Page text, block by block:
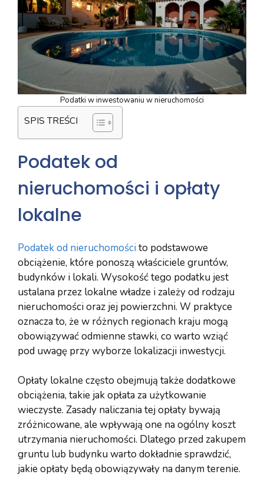
Podatki w inwestowaniu w nieruchomości
SPIS TREŚCI
Podatek od
nieruchomości i opłaty
lokalne
Podatek od nieruchomościto podstawowe
obciążenie, które ponoszą właściciele gruntów,
budynków i lokali. Wysokość tego podatku jest
ustalana przez lokalne władze i zależy od rodzaju
nieruchomości oraz jej powierzchni. W praktyce
oznacza to, że w różnych regionach kraju mogą
obowiązywać odmienne stawki, co warto wziąć
pod uwagę przy wyborze lokalizacji inwestycji.
Opłaty lokalne często obejmują także dodatkowe
obciążenia, takie jak opłata za użytkowanie
wieczyste. Zasady naliczania tej opłaty bywają
zróżnicowane, ale wpływają one na ogólny koszt
utrzymania nieruchomości. Dlatego przed zakupem
gruntu lub budynku warto dokładnie sprawdzić,
jakie opłaty będą obowiązywały na danym terenie.